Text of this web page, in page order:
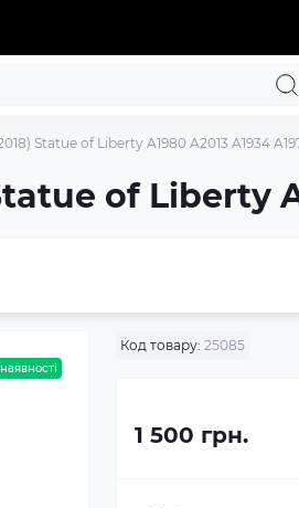
Statue of Liberty A1980 A2013 A1934
of Liberty
Код товару: 25085
1 500 грн.